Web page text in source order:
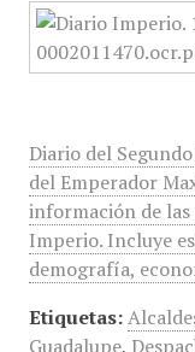
Diario del
del Emperador
información de
Imperio. Incluye
demografía,
Etiquetas:
Guadalupe,